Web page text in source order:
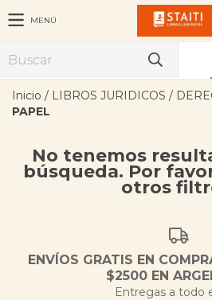
MENÚ
Inicio / LIBROS JURIDICOS /
PAPEL
No tenemos
búsqueda. Por
otros
ENVÍOS GRATIS EN
$2500 EN
Entregas a todo